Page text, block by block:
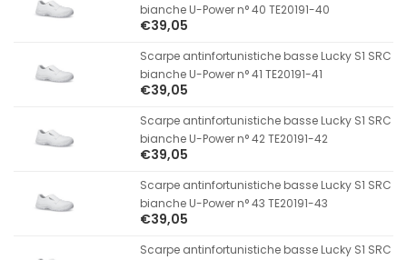
bianche U-Power n° 40 TE20191-40
€39,05
Scarpe antinfortunistiche basse Lucky S1 SRC
bianche U-Power n° 41 TE20191-41
€39,05
Scarpe antinfortunistiche basse Lucky S1 SRC
bianche U-Power n° 42 TE20191-42
€39,05
Scarpe antinfortunistiche basse Lucky S1 SRC
bianche U-Power n° 43 TE20191-43
€39,05
Scarpe antinfortunistiche basse Lucky S1 SRC